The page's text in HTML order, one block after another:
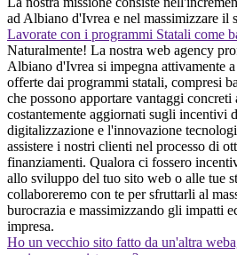
ad Albiano d'Ivrea e nel massimizzare il
Lavorate con i programmi Statali come
Naturalmente! La nostra web agency
Albiano d'Ivrea si impegna attivamente
offerte dai programmi statali, compresi
che possono apportare vantaggi
costantemente aggiornati sugli incentivi
digitalizzazione e l'innovazione
assistere i nostri clienti nel processo di
finanziamenti. Qualora ci fossero
allo sviluppo del tuo sito web o alle tue
collaboreremo con te per sfruttarli al
burocrazia e massimizzando gli impatti
impresa.
Ho un vecchio sito fatto da un'altra